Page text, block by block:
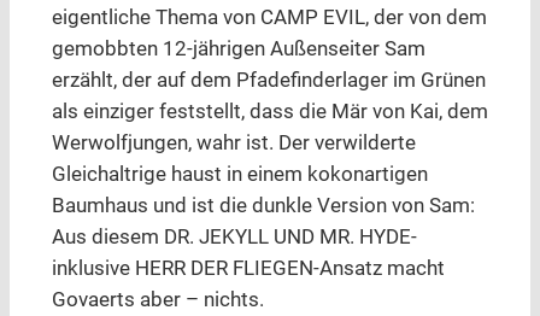
eigentliche Thema von CAMP EVIL, der von dem
gemobbten 12-jährigen Außenseiter Sam
erzählt, der auf dem Pfadefinderlager im Grünen
als einziger feststellt, dass die Mär von Kai, dem
Werwolfjungen, wahr ist. Der verwilderte
Gleichaltrige haust in einem kokonartigen
Baumhaus und ist die dunkle Version von Sam:
Aus diesem DR. JEKYLL UND MR. HYDE-
inklusive HERR DER FLIEGEN-Ansatz macht
Govaerts aber – nichts.